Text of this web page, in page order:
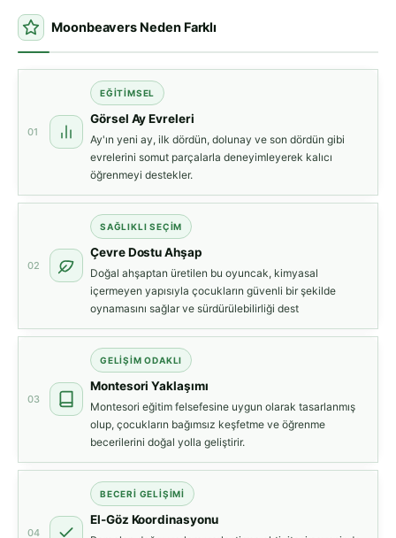
Moonbeavers Neden Farklı
01
EĞITIMSEL
Görsel Ay Evreleri
Ay'ın yeni ay, ilk dördün, dolunay ve son dördün gibi
evrelerini somut parçalarla deneyimleyerek kalıcı
öğrenmeyi destekler.
02
SAĞLIKLI SEÇIM
Çevre Dostu Ahşap
Doğal ahşaptan üretilen bu oyuncak, kimyasal
içermeyen yapısıyla çocukların güvenli bir şekilde
oynamasını sağlar ve sürdürülebilirliği dest
03
GELIŞIM ODAKLI
Montesori Yaklaşımı
Montesori eğitim felsefesine uygun olarak tasarlanmış
olup, çocukların bağımsız keşfetme ve öğrenme
becerilerini doğal yolla geliştirir.
04
BECERI GELIŞIMI
El-Göz Koordinasyonu